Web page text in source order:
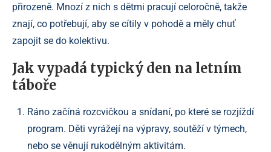
přirozeně. Mnozí z nich s dětmi pracují celoročně, takže
znají, co potřebují, aby se cítily v pohodě a měly chuť
zapojit se do kolektivu.
Jak vypadá typický den na letním
táboře
Ráno začíná rozcvičkou a snídaní, po které se rozjíždí
program. Děti vyrážejí na výpravy, soutěží v týmech,
nebo se věnují rukodělným aktivitám.